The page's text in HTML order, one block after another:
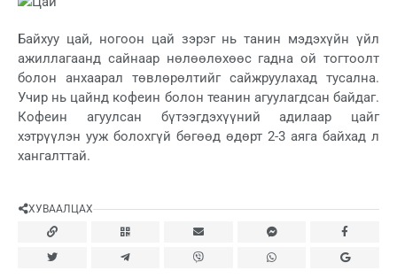
Байхуу цай, ногоон цай зэрэг нь танин мэдэхүйн үйл
ажиллагаанд сайнаар нөлөөлөхөөс гадна ой тогтоолт
болон анхаарал төвлөрөлтийг сайжруулахад тусална.
Учир нь цайнд кофеин болон теанин агуулагдсан байдаг.
Кофеин агуулсан бүтээгдэхүүний адилаар цайг
хэтрүүлэн ууж болохгүй бөгөөд өдөрт 2-3 аяга байхад л
хангалттай.
ХУВААЛЦАХ